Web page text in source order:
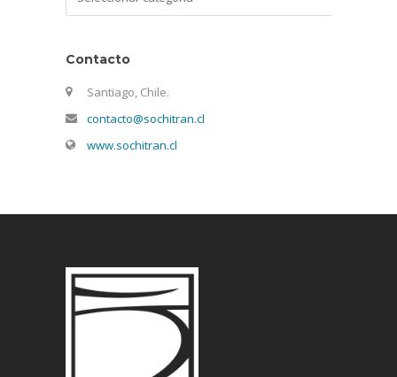
Contacto
Santiago, Chile.
contacto@sochitran.cl
www.sochitran.cl